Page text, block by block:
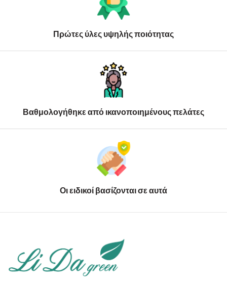
Πρώτες ύλες υψηλής ποιότητας
Βαθμολογήθηκε από ικανοποιημένους πελάτες
Οι ειδικοί βασίζονται σε αυτά